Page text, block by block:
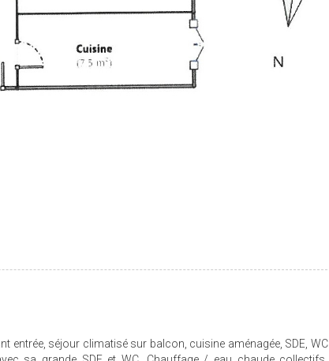
entrée, séjour climatisé sur balcon, cuisine aménagée, SDE, WC